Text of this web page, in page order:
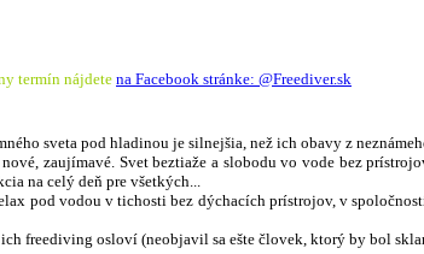
termín nájdete na Facebook stránke: @Freediver.sk
sveta pod hladinou je silnejšia, než ich obavy z
zaujímavé. Svet beztiaže a slobodu vo vode bez
na celý deň pre všetkých...
pod vodou v tichosti bez dýchacích prístrojov, v
freediving osloví (neobjavil sa ešte človek, ktorý by bol